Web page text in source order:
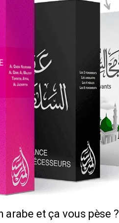
et ça vous pèse ?